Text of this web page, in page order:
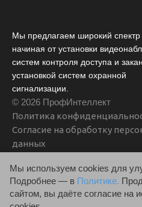
Мы используем cookies для
Подробнее — в Политике.
сайтом, вы даёте согласие на
Мы предлагаем широкий спектр
начиная от установки
систем контроля доступа и
установкой систем охранной
сигнализации.
© 2026 ПрофИнтеллект
Политика
Согласие на обработку
данных